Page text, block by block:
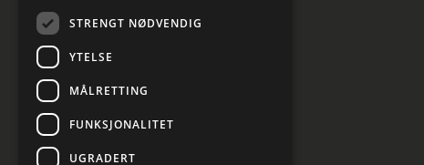
STRENGT NØDVENDIG
YTELSE
MÅLRETTING
FUNKSJONALITET
UGRADERT